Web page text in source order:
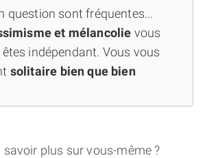
question sont fréquentes...
et mélancolie vous
indépendant. Vous vous
solitaire bien que bien
savoir plus sur vous-même ?